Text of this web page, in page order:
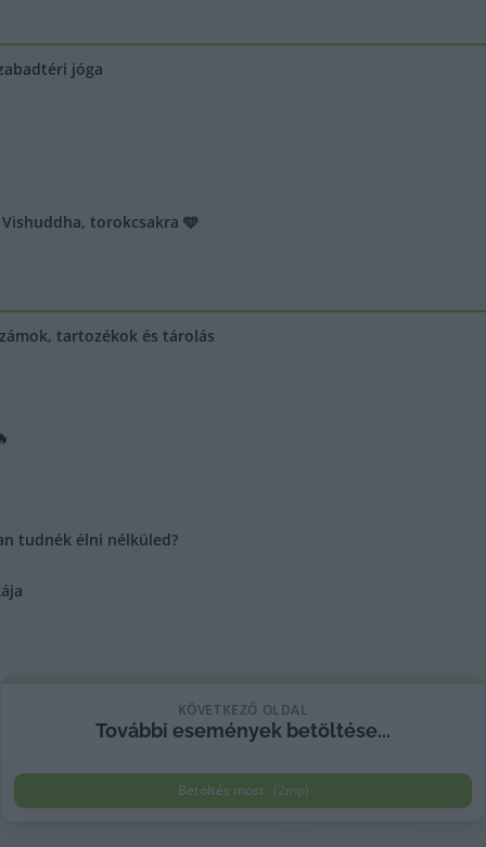
jóga
torokcsakra 🩵
tartozékok és tárolás
tudnék élni nélküled?
KÖVETKEZŐ OLDAL
További események betöltése...
Betöltés most (2mp)